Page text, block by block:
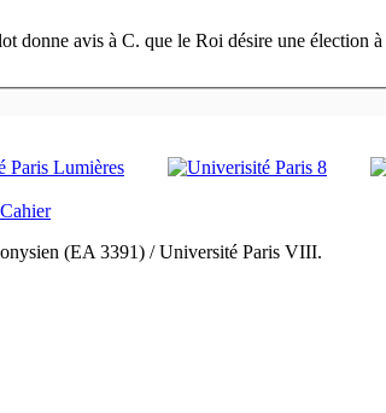
donne avis à C. que le Roi désire une élection
(EA 3391) / Université Paris VIII.